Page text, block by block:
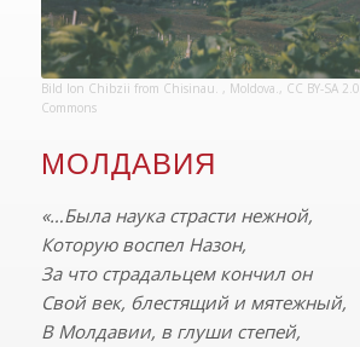
Bild Ion Chibzii from Chisinau. , Moldova., CC BY-SA 2.0
Commons
МОЛДАВИЯ
«…Была наука страсти нежной,
Которую воспел Назон,
За что страдальцем кончил он
Свой век, блестящий и мятежный,
В Молдавии, в глуши степей,